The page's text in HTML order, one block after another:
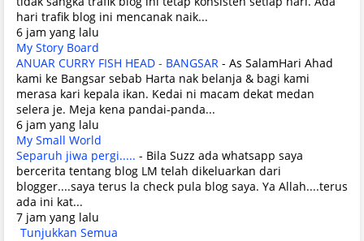
hari trafik blog ini mencanak naik...
6 jam yang lalu
My Story Board
ANUAR CURRY FISH HEAD - BANGSAR - As SalamHari Ahad
kami ke Bangsar sebab Harta nak belanja & bagi kami
merasa kari kepala ikan. Kedai ni macam dekat medan
selera je. Meja kena pandai-panda...
6 jam yang lalu
My Small World
Separuh jiwa pergi..... - Bila Suzz ada whatsapp saya
bercerita tentang blog LM telah dikeluarkan dari
blogger....saya terus la check pula blog saya. Ya Allah....terus
ada ini kat...
7 jam yang lalu
Tunjukkan Semua